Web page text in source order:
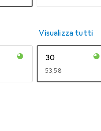
Visualizza tutti
30
EUR
53,58